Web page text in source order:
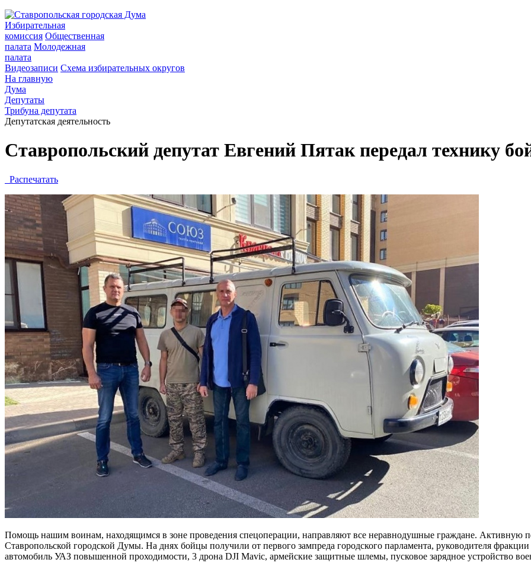
Избирательная
комиссия Общественная
палата Молодежная
палата
Видеозаписи Схема избирательных округов
На главную
Дума
Депутаты
Трибуна депутата
Депутатская деятельность
Ставропольский депутат Евгений Пятак передал технику
Распечатать
Помощь нашим воинам, находящимся в зоне проведения спецоперации, направляют все неравнодушные граждане. Активную
Ставропольской городской Думы. На днях бойцы получили от первого зампреда городского парламента, руководителя
автомобиль УАЗ повышенной проходимости, 3 дрона DJI Mavic, армейские защитные шлемы, пусковое зарядное устройство